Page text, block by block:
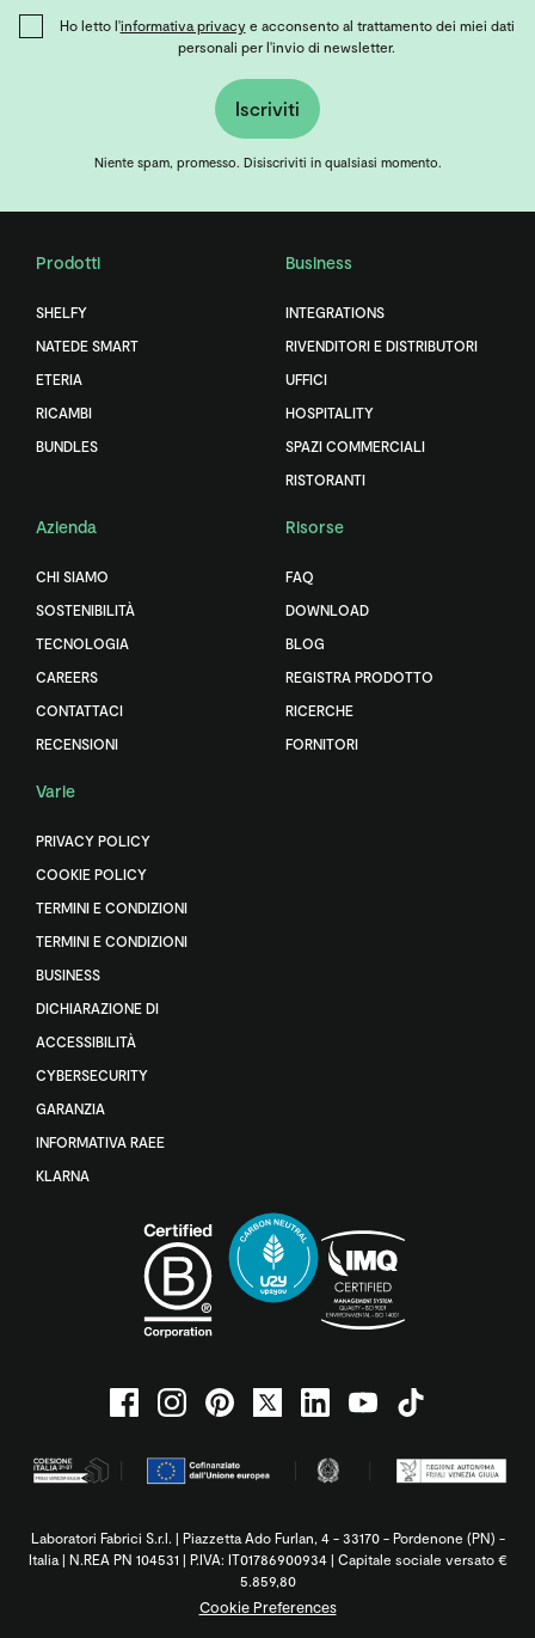
Ho letto l'informativa privacye acconsento al trattamento dei miei dati
personali per l'invio di newsletter.
Iscriviti
Niente spam, promesso. Disiscriviti in qualsiasi momento.
Prodotti
SHELFY
NATEDE SMART
ETERIA
RICAMBI
BUNDLES
Business
INTEGRATIONS
RIVENDITORI E DISTRIBUTORI
UFFICI
HOSPITALITY
SPAZI COMMERCIALI
RISTORANTI
Azienda
CHI SIAMO
SOSTENIBILITÀ
TECNOLOGIA
CAREERS
CONTATTACI
RECENSIONI
Risorse
FAQ
DOWNLOAD
BLOG
REGISTRA PRODOTTO
RICERCHE
FORNITORI
Varie
PRIVACY POLICY
COOKIE POLICY
TERMINI E CONDIZIONI
TERMINI E CONDIZIONI
BUSINESS
DICHIARAZIONE DI
ACCESSIBILITÀ
CYBERSECURITY
GARANZIA
INFORMATIVA RAEE
KLARNA
Laboratori Fabrici S.r.l. | Piazzetta Ado Furlan, 4 - 33170 - Pordenone (PN) -
Italia | N.REA PN 104531 | P.IVA: IT01786900934 | Capitale sociale versato €
5.859,80
Cookie Preferences